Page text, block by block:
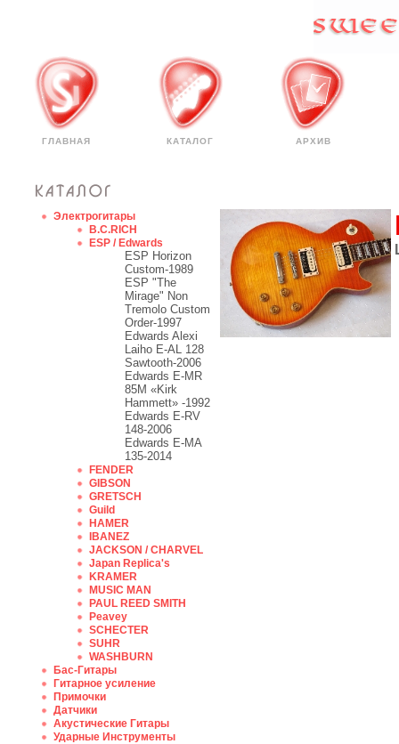
ГЛАВНАЯ КАТАЛОГ АРХИВ
Электрогитары
B.C.RICH
ESP / Edwards
ESP Horizon
Custom-1989
ESP "The
Mirage" Non
Tremolo Custom
Order-1997
Edwards Alexi
Laiho E-AL 128
Sawtooth-2006
Edwards E-MR
85M «Kirk
Hammett» -1992
Edwards E-RV
148-2006
Edwards E-MA
135-2014
FENDER
GIBSON
GRETSCH
Guild
HAMER
IBANEZ
JACKSON / CHARVEL
Japan Replica's
KRAMER
MUSIC MAN
PAUL REED SMITH
Peavey
SCHECTER
SUHR
WASHBURN
Бас-Гитары
Гитарное усиление
Примочки
Датчики
Акустические Гитары
Ударные Инструменты